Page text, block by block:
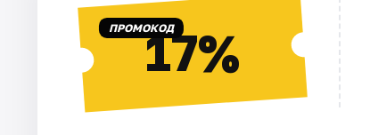
Артисты
Рейтинги
ПРОМОКОД17%